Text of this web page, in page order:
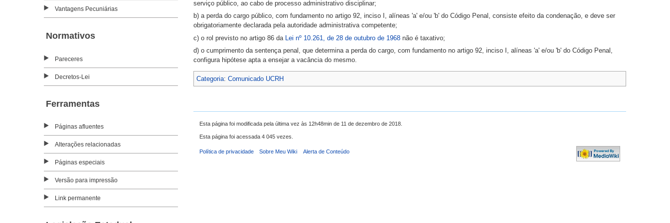
Vantagens Pecuniárias
Normativos
Pareceres
Decretos-Lei
Ferramentas
Páginas afluentes
Alterações relacionadas
Páginas especiais
Versão para impressão
Link permanente
serviço público, ao cabo de processo administrativo disciplinar;
b) a perda do cargo público, com fundamento no artigo 92, inciso I, alíneas 'a' e/ou 'b' do Código Penal, consiste efeito da condenação, e deve ser
obrigatoriamente declarada pela autoridade administrativa competente;
c) o rol previsto no artigo 86 da
Lei nº 10.261, de 28 de outubro de 1968 não é taxativo;
d) o cumprimento da sentença penal, que determina a perda do cargo, com fundamento no artigo 92, inciso I, alíneas 'a' e/ou 'b' do Código Penal,
configura hipótese apta a ensejar a vacância do mesmo.
Categoria:Comunicado UCRH
Esta página foi modificada pela última vez às 12h48min de 11 de dezembro de 2018.
Esta página foi acessada 4 045 vezes.
Política de privacidade Sobre Meu Wiki Alerta de Conteúdo